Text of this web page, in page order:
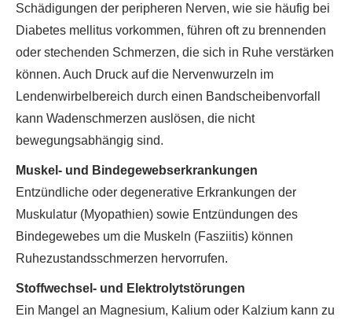
Schädigungen der peripheren Nerven, wie sie häufig bei
Diabetes mellitus vorkommen, führen oft zu brennenden
oder stechenden Schmerzen, die sich in Ruhe verstärken
können. Auch Druck auf die Nervenwurzeln im
Lendenwirbelbereich durch einen Bandscheibenvorfall
kann Wadenschmerzen auslösen, die nicht
bewegungsabhängig sind.
Muskel- und Bindegewebserkrankungen
Entzündliche oder degenerative Erkrankungen der
Muskulatur (Myopathien) sowie Entzündungen des
Bindegewebes um die Muskeln (Fasziitis) können
Ruhezustandsschmerzen hervorrufen.
Stoffwechsel- und Elektrolytstörungen
Ein Mangel an Magnesium, Kalium oder Kalzium kann zu